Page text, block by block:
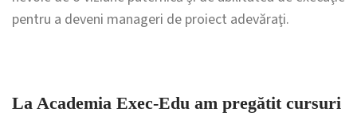
pentru a deveni manageri de proiect adevăraţi.
La Academia Exec-Edu am pregătit cursuri